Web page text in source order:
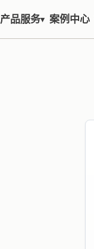
产品服务▾ 案例中心